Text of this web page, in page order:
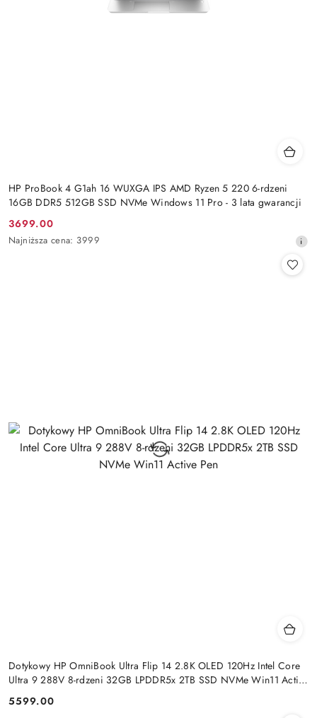
HP ProBook 4 G1ah 16 WUXGA IPS AMD Ryzen 5 220 6-rdzeni
16GB DDR5 512GB SSD NVMe Windows 11 Pro - 3 lata gwarancji
Cena
promocyjna:
3699.00
Najniższa
Najniższa cena: 3999
Dotykowy HP OmniBook Ultra Flip 14 2.8K OLED 120Hz Intel Core
Ultra 9 288V 8-rdzeni 32GB LPDDR5x 2TB SSD NVMe Win11 Active
Pen
Cena:
5599.00